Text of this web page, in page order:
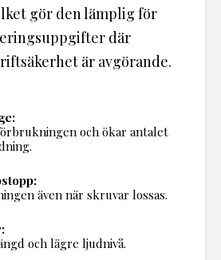
gör den lämplig för
där
är avgörande.
och ökar antalet
även när skruvar lossas.
och lägre ljudnivå.